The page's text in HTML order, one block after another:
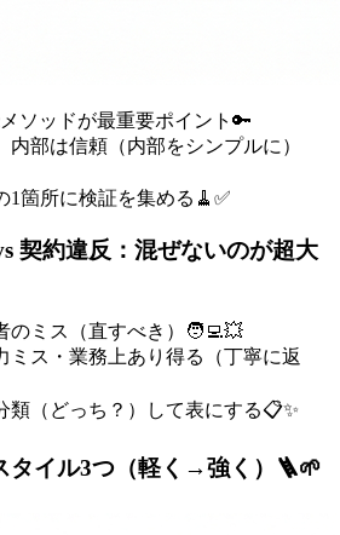
ソッドが最重要ポイント🔑
内部は信頼（内部をシンプルに）
1箇所に検証を集める🧹✅
契約違反：混ぜないのが超大
のミス（直すべき）🧑‍💻💥
ミス・業務上あり得る（丁寧に返
類（どっち？）して表にする📋✨
タイル3つ（軽く→強く）🪜🌱